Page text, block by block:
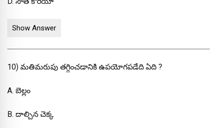
Show Answer
10) మతిమరుపు తగ్గించడానికి ఉపయోగపడేది ఏది ?
A. బెల్లం
B. దాల్చిన చెక్క